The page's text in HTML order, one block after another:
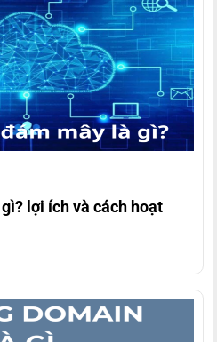
lợi ích và cách hoạt